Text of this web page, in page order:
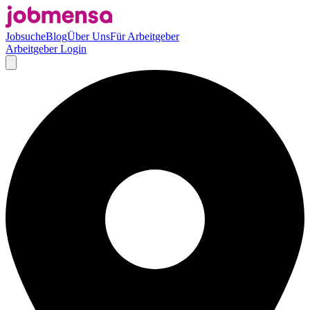
JobsucheBlogÜber UnsFür Arbeitgeber
Arbeitgeber Login